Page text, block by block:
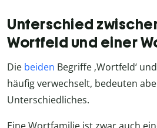
Unterschied
Wortfeld und einer
Die beiden Begriffe ‚Wortfeld‘
häufig verwechselt, bedeuten
Unterschiedliches.